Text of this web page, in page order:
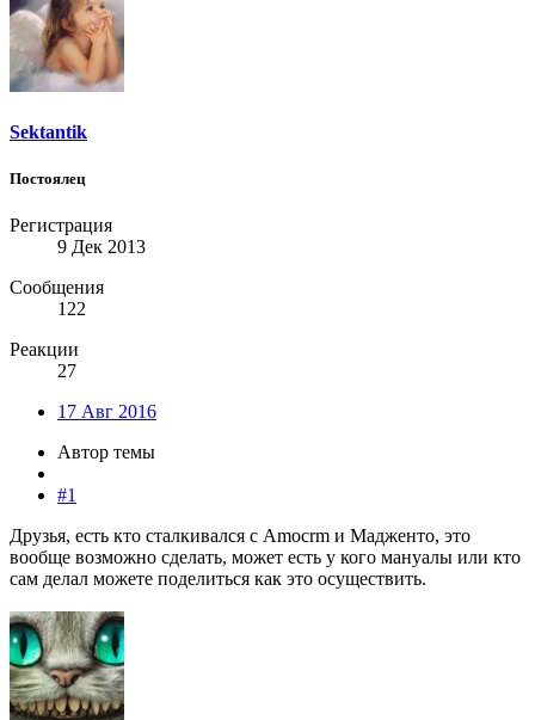
Sektantik
Постоялец
Регистрация
9 Дек 2013
Сообщения
122
Реакции
27
17 Авг 2016
Автор темы
#1
Друзья, есть кто сталкивался с Amocrm и Мадженто, это
вообще возможно сделать, может есть у кого мануалы или кто
сам делал можете поделиться как это осуществить.